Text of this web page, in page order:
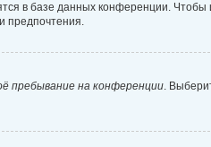
в базе данных конференции.
предпочтения.
пребывание на конференции.